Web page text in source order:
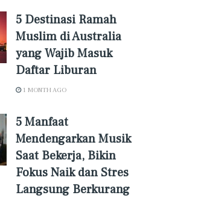
5 Destinasi Ramah
Muslim di Australia
yang Wajib Masuk
Daftar Liburan
1 MONTH AGO
5 Manfaat
Mendengarkan Musik
Saat Bekerja, Bikin
Fokus Naik dan Stres
Langsung Berkurang